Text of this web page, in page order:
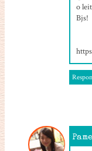
o
Bjs!